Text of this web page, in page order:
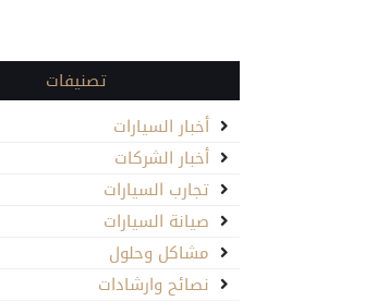
تصنيفات
أخبار السيارات
أخبار الشركات
تجارب السيارات
صيانة السيارات
مشاكل وحلول
نصائح وارشادات